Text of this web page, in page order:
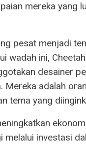
mereka yang
pesat menjadi
wadah ini,
desainer
Mereka adalah
tema yang
investasi